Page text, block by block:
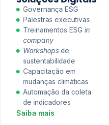
Governança ESG
Palestras executivas
Treinamentos ESG in
company
Workshops de
sustentabilidade
Capacitação em
mudanças climáticas
Automação da coleta
de indicadores
Saiba mais